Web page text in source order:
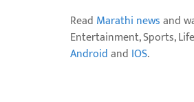
Read Marathi newsand
Entertainment, Sports,
Androidand IOS.